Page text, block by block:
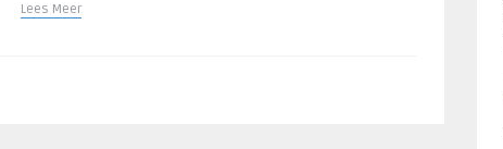
Lees Meer